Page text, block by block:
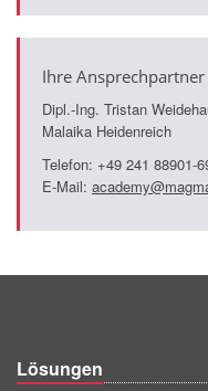
Ihre
Dipl.-Ing. Tristan
Malaika Heidenreich
Telefon: +49 241 88901-
E-Mail:
Lösungen